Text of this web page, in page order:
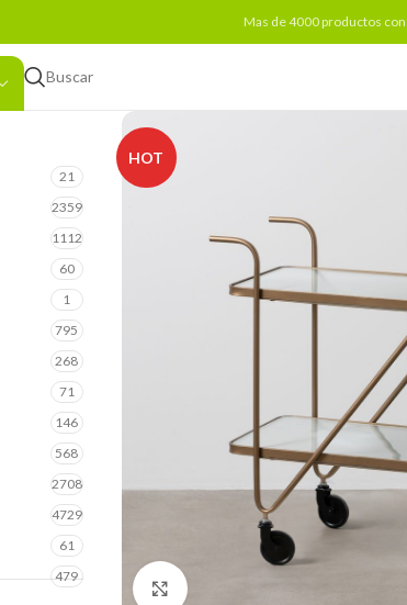
Mas de 4000 productos
Buscar
21
2359
1112
60
1
795
268
71
146
568
2708
4729
61
479
HOT
Click to enlarge